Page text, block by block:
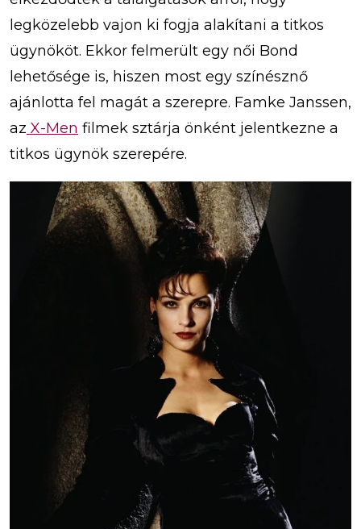
legközelebb vajon ki fogja alakítani a titkos
ügynököt. Ekkor felmerült egy női Bond
lehetősége is, hiszen most egy színésznő
ajánlotta fel magát a szerepre. Famke Janssen,
az X-Men filmek sztárja önként jelentkezne a
titkos ügynök szerepére.